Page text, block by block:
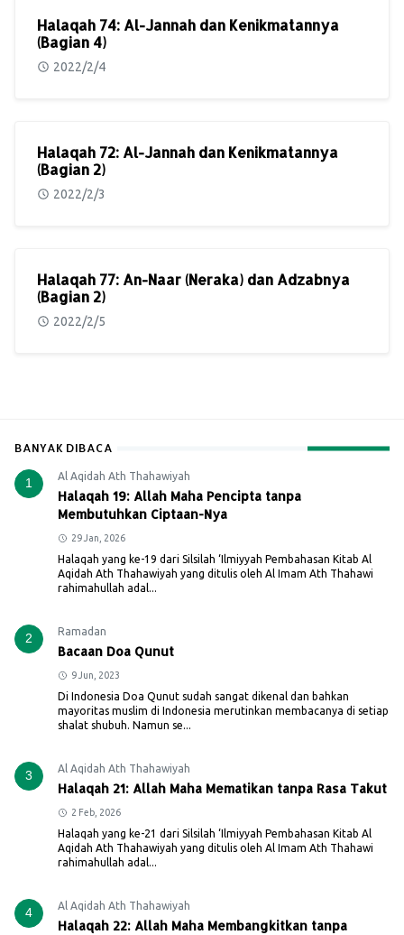
Halaqah 74: Al-Jannah dan Kenikmatannya
(Bagian 4)
2022/2/4
Halaqah 72: Al-Jannah dan Kenikmatannya
(Bagian 2)
2022/2/3
Halaqah 77: An-Naar (Neraka) dan Adzabnya
(Bagian 2)
2022/2/5
BANYAK DIBACA
1 Al Aqidah Ath Thahawiyah
Halaqah 19: Allah Maha Pencipta tanpa
Membutuhkan Ciptaan-Nya
29 Jan, 2026
Halaqah yang ke-19 dari Silsilah ‘Ilmiyyah Pembahasan Kitab Al
Aqidah Ath Thahawiyah yang ditulis oleh Al Imam Ath Thahawi
rahimahullah adal...
2 Ramadan
Bacaan Doa Qunut
9 Jun, 2023
Di Indonesia Doa Qunut sudah sangat dikenal dan bahkan
mayoritas muslim di Indonesia merutinkan membacanya di setiap
shalat shubuh. Namun se...
3 Al Aqidah Ath Thahawiyah
Halaqah 21: Allah Maha Mematikan tanpa Rasa Takut
2 Feb, 2026
Halaqah yang ke-21 dari Silsilah ‘Ilmiyyah Pembahasan Kitab Al
Aqidah Ath Thahawiyah yang ditulis oleh Al Imam Ath Thahawi
rahimahullah adal...
4 Al Aqidah Ath Thahawiyah
Halaqah 22: Allah Maha Membangkitkan tanpa